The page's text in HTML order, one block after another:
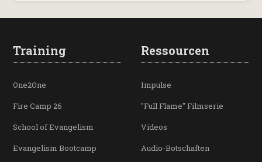
Training
One2One
Fire Camp 26
School of Evangelism
Evangelism Bootcamp
Ressourcen
Impulse
"Full Flame" Filmserie
Videos
Audio-Botschaften